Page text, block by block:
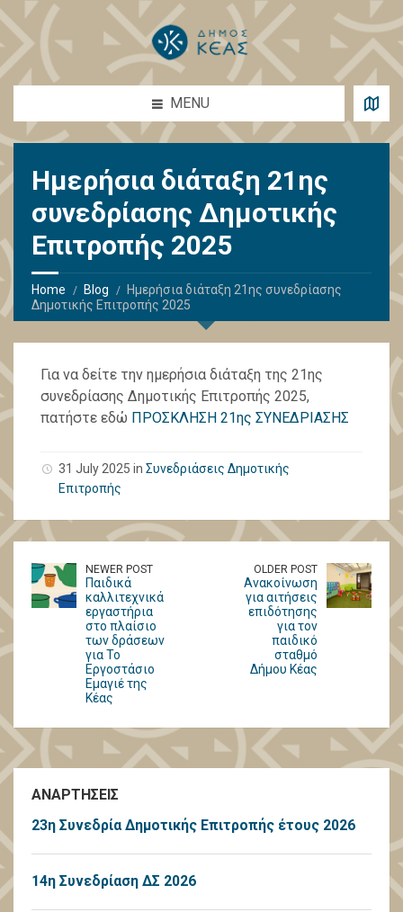
MENU
Ημερήσια διάταξη 21ης
συνεδρίασης Δημοτικής
Επιτροπής 2025
Home Blog
Ημερήσια διάταξη 21ης συνεδρίασης
Δημοτικής Επιτροπής 2025
Για να δείτε την ημερήσια διάταξη της 21ης
συνεδρίασης Δημοτικής Επιτροπής 2025,
πατήστε εδώ ΠΡΟΣΚΛΗΣΗ 21ης ΣΥΝΕΔΡΙΑΣΗΣ
31 July 2025 in Συνεδριάσεις Δημοτικής
Επιτροπής
NEWER POST
Παιδικά
καλλιτεχνικά
εργαστήρια
στο πλαίσιο
των δράσεων
για Το
Εργοστάσιο
Εμαγιέ της
Κέας
OLDER POST
Ανακοίνωση
για αιτήσεις
επιδότησης
για τον
παιδικό
σταθμό
Δήμου Κέας
ΑΝΑΡΤΗΣΕΙΣ
23η Συνεδρία Δημοτικής Επιτροπής έτους 2026
14η Συνεδρίαση ΔΣ 2026